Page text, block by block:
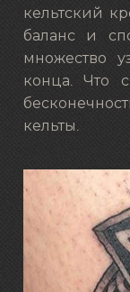
кельтский
баланс и
множество
конца. Что
кельты.